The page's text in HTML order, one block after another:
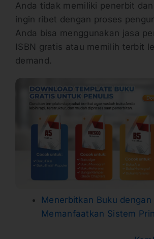
Anda tidak memiliki penerbit
ingin ribet dengan proses
Anda bisa menggunakan jasa
ISBN gratis atau memilih terbit
demand.
Menerbitkan Buku dengan
Memanfaatkan Sistem